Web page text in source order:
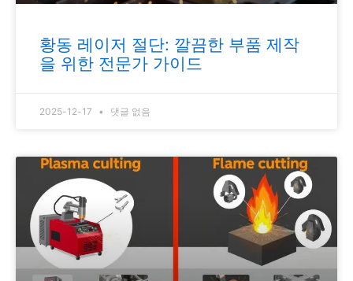
황동 레이저 절단: 깔끔한 부품 제작
을 위한 전문가 가이드
2025-12-17 댓글 없음